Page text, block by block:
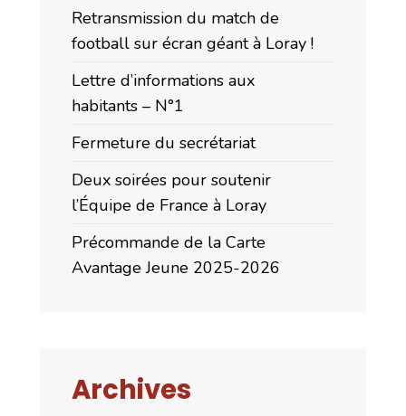
Retransmission du match de
football sur écran géant à Loray !
Lettre d’informations aux
habitants – N°1
Fermeture du secrétariat
Deux soirées pour soutenir
l’Équipe de France à Loray
Précommande de la Carte
Avantage Jeune 2025-2026
Archives